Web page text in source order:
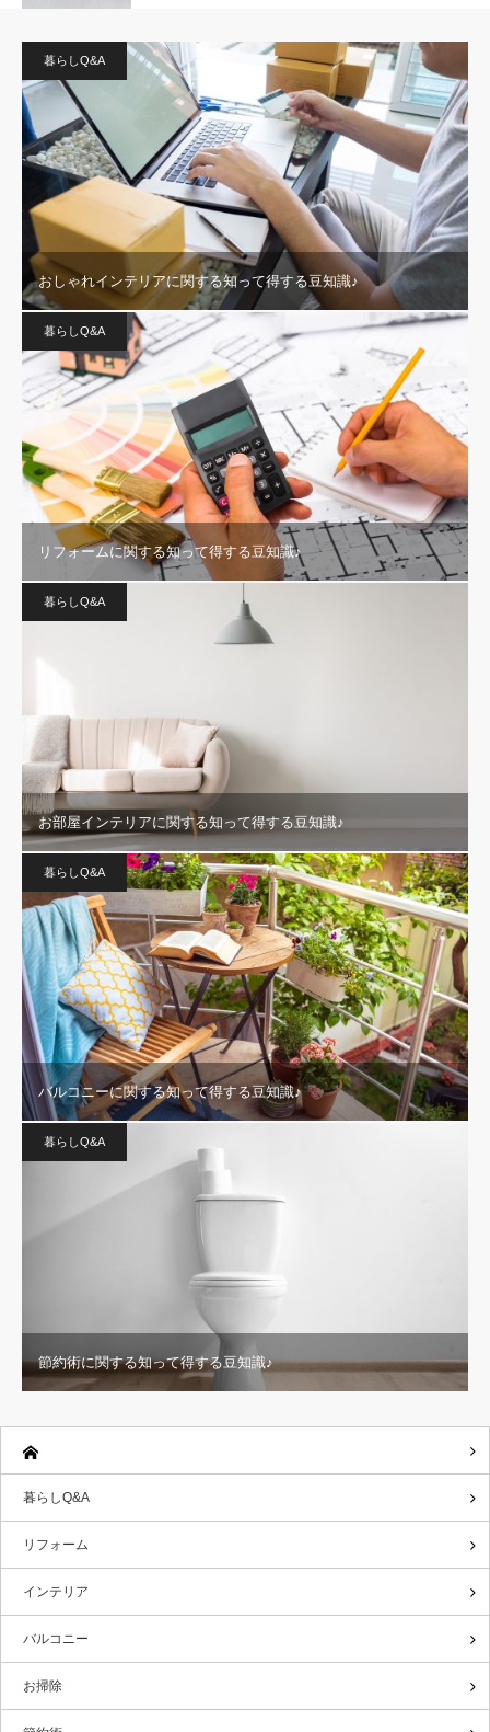
暮らしQ&A
おしゃれインテリアに関する知って得する豆知識♪
暮らしQ&A
リフォームに関する知って得する豆知識♪
暮らしQ&A
お部屋インテリアに関する知って得する豆知識♪
暮らしQ&A
バルコニーに関する知って得する豆知識♪
暮らしQ&A
節約術に関する知って得する豆知識♪
暮らしQ&A
リフォーム
インテリア
バルコニー
お掃除